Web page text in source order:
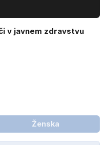
v javnem zdravstvu
Ženska